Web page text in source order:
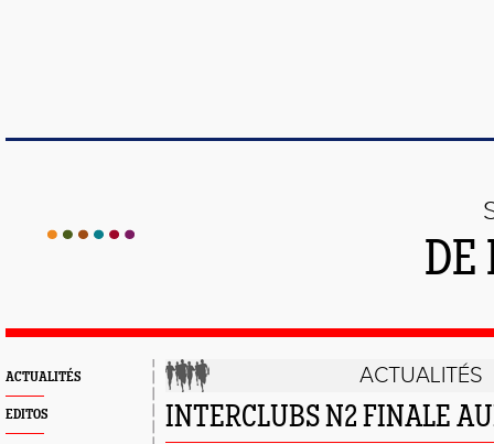
DE
ACTUALITÉS
EDITOS
ACTUALITÉS
INTERCLUBS N2 FINALE